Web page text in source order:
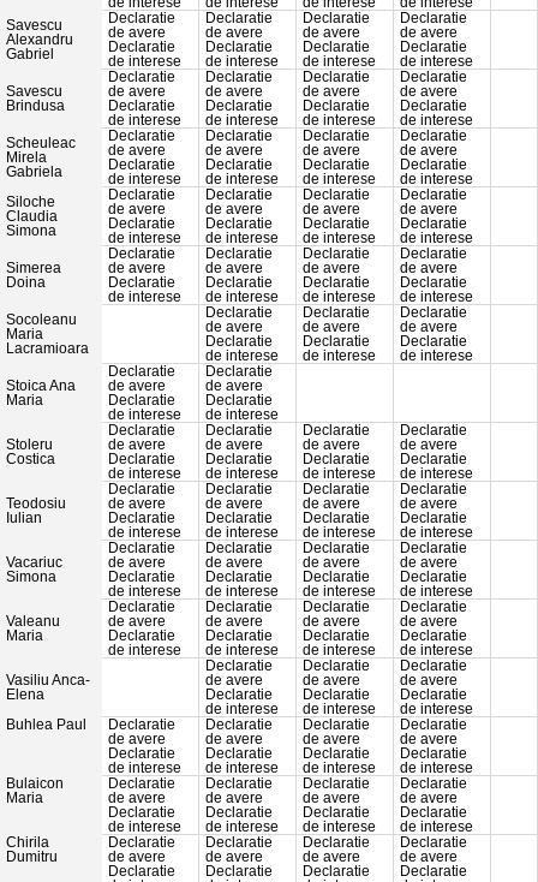
Savescu
Alexandru
Gabriel
Declaratie
de avere
Declaratie
de interese
Declaratie
de avere
Declaratie
de interese
Declaratie
de avere
Declaratie
de interese
Declaratie
de avere
Declaratie
de interese
Savescu
Brindusa
Declaratie
de avere
Declaratie
de interese
Declaratie
de avere
Declaratie
de interese
Declaratie
de avere
Declaratie
de interese
Declaratie
de avere
Declaratie
de interese
Scheuleac
Mirela
Gabriela
Declaratie
de avere
Declaratie
de interese
Declaratie
de avere
Declaratie
de interese
Declaratie
de avere
Declaratie
de interese
Declaratie
de avere
Declaratie
de interese
Siloche
Claudia
Simona
Declaratie
de avere
Declaratie
de interese
Declaratie
de avere
Declaratie
de interese
Declaratie
de avere
Declaratie
de interese
Declaratie
de avere
Declaratie
de interese
Simerea
Doina
Declaratie
de avere
Declaratie
de interese
Declaratie
de avere
Declaratie
de interese
Declaratie
de avere
Declaratie
de interese
Declaratie
de avere
Declaratie
de interese
Socoleanu
Maria
Lacramioara
Declaratie
de avere
Declaratie
de interese
Declaratie
de avere
Declaratie
de interese
Declaratie
de avere
Declaratie
de interese
Stoica Ana
Maria
Declaratie
de avere
Declaratie
de interese
Declaratie
de avere
Declaratie
de interese
Stoleru
Costica
Declaratie
de avere
Declaratie
de interese
Declaratie
de avere
Declaratie
de interese
Declaratie
de avere
Declaratie
de interese
Declaratie
de avere
Declaratie
de interese
Teodosiu
Iulian
Declaratie
de avere
Declaratie
de interese
Declaratie
de avere
Declaratie
de interese
Declaratie
de avere
Declaratie
de interese
Declaratie
de avere
Declaratie
de interese
Vacariuc
Simona
Declaratie
de avere
Declaratie
de interese
Declaratie
de avere
Declaratie
de interese
Declaratie
de avere
Declaratie
de interese
Declaratie
de avere
Declaratie
de interese
Valeanu
Maria
Declaratie
de avere
Declaratie
de interese
Declaratie
de avere
Declaratie
de interese
Declaratie
de avere
Declaratie
de interese
Declaratie
de avere
Declaratie
de interese
Vasiliu Anca-
Elena
Declaratie
de avere
Declaratie
de interese
Declaratie
de avere
Declaratie
de interese
Declaratie
de avere
Declaratie
de interese
Buhlea Paul
Declaratie
de avere
Declaratie
de interese
Declaratie
de avere
Declaratie
de interese
Declaratie
de avere
Declaratie
de interese
Declaratie
de avere
Declaratie
de interese
Bulaicon
Maria
Declaratie
de avere
Declaratie
de interese
Declaratie
de avere
Declaratie
de interese
Declaratie
de avere
Declaratie
de interese
Declaratie
de avere
Declaratie
de interese
Chirila
Dumitru
Declaratie
de avere
Declaratie
Declaratie
de avere
Declaratie
Declaratie
de avere
Declaratie
Declaratie
de avere
Declaratie